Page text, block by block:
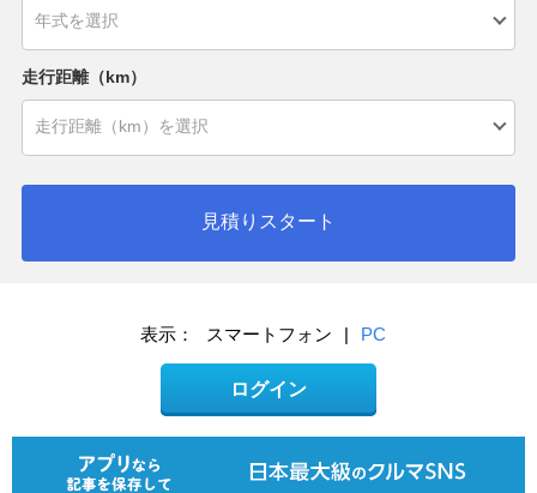
走行距離（km）
見積りスタート
表示： スマートフォン | PC
ログイン